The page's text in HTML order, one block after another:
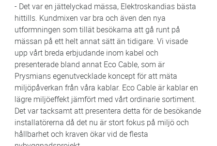
- Det var en jättelyckad mässa, Elektroskandias bästa
hittills. Kundmixen var bra och även den nya
utformningen som tillät besökarna att gå runt på
mässan på ett helt annat sätt än tidigare. Vi visade
upp vårt breda erbjudande inom kabel och
presenterade bland annat Eco Cable, som är
Prysmians egenutvecklade koncept för att mäta
miljöpåverkan från våra kablar. Eco Cable är kablar en
lägre miljöeffekt jämfört med vårt ordinarie sortiment.
Det var tacksamt att presentera detta för de besökande
installatörerna då det nu är stort fokus på miljö och
hållbarhet och kraven ökar vid de flesta